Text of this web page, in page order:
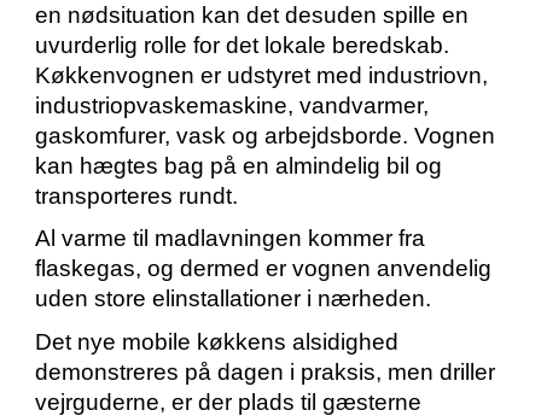
en nødsituation kan det desuden spille en
uvurderlig rolle for det lokale beredskab.
Køkkenvognen er udstyret med industriovn,
industriopvaskemaskine, vandvarmer,
gaskomfurer, vask og arbejdsborde. Vognen
kan hægtes bag på en almindelig bil og
transporteres rundt.
Al varme til madlavningen kommer fra
flaskegas, og dermed er vognen anvendelig
uden store elinstallationer i nærheden.
Det nye mobile køkkens alsidighed
demonstreres på dagen i praksis, men driller
vejrguderne, er der plads til gæsterne